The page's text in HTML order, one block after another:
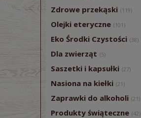
Zdrowe przekąski (119)
Olejki eteryczne (101)
Eko Środki Czystości (38)
Dla zwierząt (5)
Saszetki i kapsułki (27)
Nasiona na kiełki (21)
Zaprawki do alkoholi (21)
Produkty świąteczne (42)